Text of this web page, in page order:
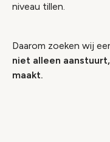
niveau tillen.
Daarom zoeken wij
niet alleen
maakt.